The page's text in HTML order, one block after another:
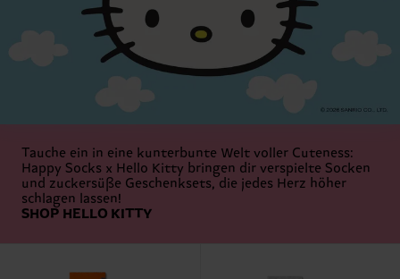
Tauche ein in eine kunterbunte Welt voller Cuteness:
Happy Socks x Hello Kitty bringen dir verspielte Socken
und zuckersüße Geschenksets, die jedes Herz höher
schlagen lassen!
SHOP HELLO KITTY